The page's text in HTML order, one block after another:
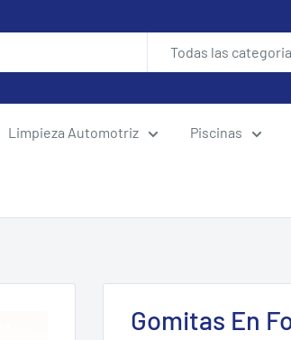
Todas las
Limpieza Automotriz Piscinas
Gomitas En